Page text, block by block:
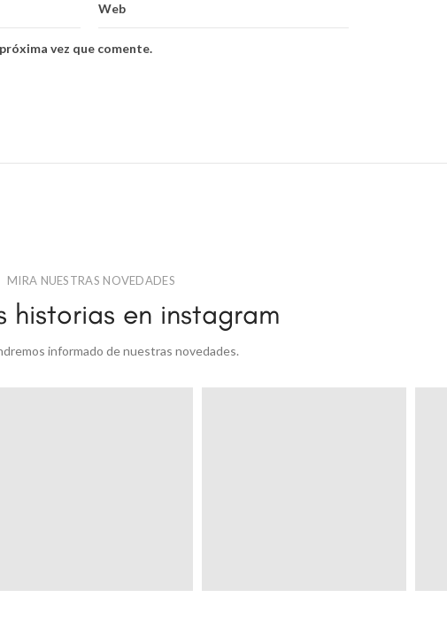
Web
vez que comente.
MIRA NUESTRAS NOVEDADES
historias en instagram
informado de nuestras novedades.